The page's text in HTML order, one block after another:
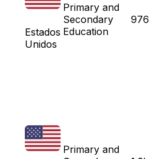
Estados
Unidos
Primary and
Secondary
Education
976
Primary and